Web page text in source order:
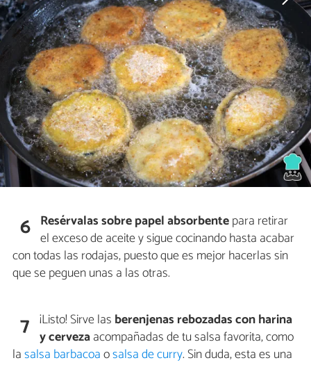
6 Resérvalas sobre papel absorbentepara retirar
el exceso de aceite y sigue cocinando hasta acabar
con todas las rodajas, puesto que es mejor hacerlas sin
que se peguen unas a las otras.
7 ¡Listo! Sirve las berenjenas rebozadas con harina
y cervezaacompañadas de tu salsa favorita, como
lasalsa barbacoaosalsa de curry. Sin duda, esta es una